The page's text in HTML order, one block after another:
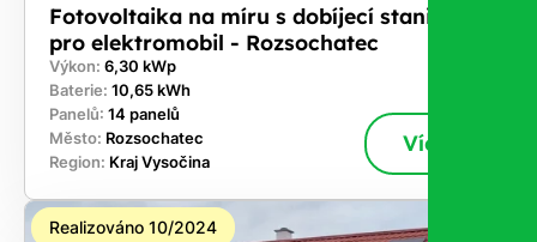
Fotovoltaika na míru s dobíjecí stanici
pro elektromobil - Rozsochatec
Výkon: 6,30 kWp
Baterie: 10,65 kWh
Panelů: 14 panelů
Město: Rozsochatec
Region: Kraj Vysočina
Více
Realizováno 10/2024